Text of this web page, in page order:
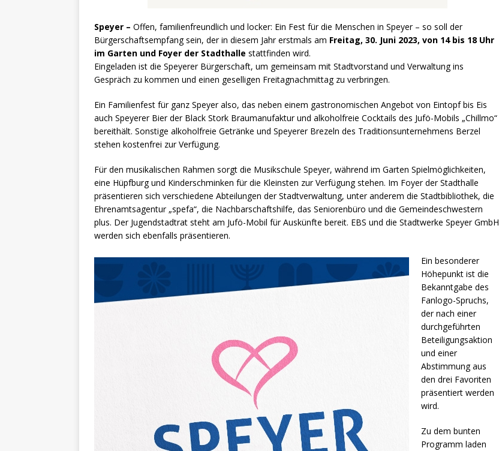
Speyer – Offen, familienfreundlich und locker: Ein Fest für die Menschen in Speyer – so soll der
Bürgerschaftsempfang sein, der in diesem Jahr erstmals am Freitag, 30. Juni 2023, von 14 bis 18 Uhr
im Garten und Foyer der Stadthalle stattfinden wird.
Eingeladen ist die Speyerer Bürgerschaft, um gemeinsam mit Stadtvorstand und Verwaltung ins
Gespräch zu kommen und einen geselligen Freitagnachmittag zu verbringen.
Ein Familienfest für ganz Speyer also, das neben einem gastronomischen Angebot von Eintopf bis Eis
auch Speyerer Bier der Black Stork Braumanufaktur und alkoholfreie Cocktails des Jufö-Mobils „Chillmo“
bereithält. Sonstige alkoholfreie Getränke und Speyerer Brezeln des Traditionsunternehmens Berzel
stehen kostenfrei zur Verfügung.
Für den musikalischen Rahmen sorgt die Musikschule Speyer, während im Garten Spielmöglichkeiten,
eine Hüpfburg und Kinderschminken für die Kleinsten zur Verfügung stehen. Im Foyer der Stadthalle
präsentieren sich verschiedene Abteilungen der Stadtverwaltung, unter anderem die Stadtbibliothek, die
Ehrenamtsagentur „spefa“, die Nachbarschaftshilfe, das Seniorenbüro und die Gemeindeschwestern
plus. Der Jugendstadtrat steht am Jufö-Mobil für Auskünfte bereit. EBS und die Stadtwerke Speyer GmbH
werden sich ebenfalls präsentieren.
Ein besonderer
Höhepunkt ist die
Bekanntgabe des
Fanlogo-Spruchs,
der nach einer
durchgeführten
Beteiligungsaktion
und einer
Abstimmung aus
den drei Favoriten
präsentiert werden
wird.
Zu dem bunten
Programm laden